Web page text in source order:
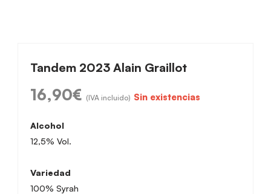
Tandem 2023 Alain Graillot
16,90€ (IVA incluido) Sin existencias
Alcohol
12,5% Vol.
Variedad
100% Syrah